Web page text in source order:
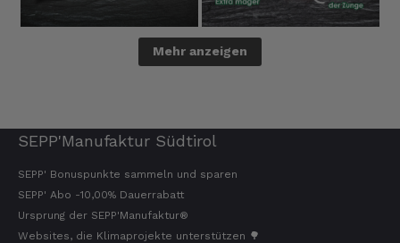
Mehr anzeigen
SEPP'Manufaktur Südtirol
SEPP' Bonuspunkte sammeln und sparen
SEPP' Abo -10,00% Dauerrabatt
Ursprung der SEPP'Manufaktur®
Websites, die Klimaprojekte unterstützen 🌳